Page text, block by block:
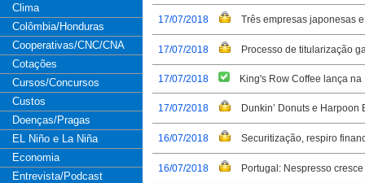
Clima
Colômbia/Honduras
Cooperativas/CNC/CNA
Cotações
Cursos/Concursos
Custos
Doenças/Pragas
EL Niño e La Niña
Economia
Entrevista/Podcast
17/07/2018 Três empresas japonesas
17/07/2018 Processo de titularização
17/07/2018 King's Row Coffee lança
17/07/2018 Dunkin’ Donuts e Harpoon
16/07/2018 Securitização, respiro
16/07/2018 Portugal: Nespresso